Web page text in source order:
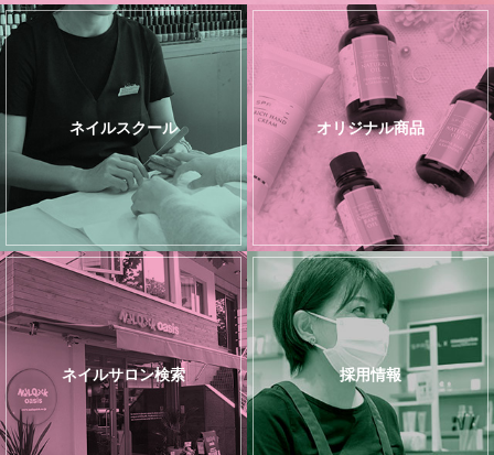
ネイルスクール オリジナル商品
ネイルサロン検索 採用情報